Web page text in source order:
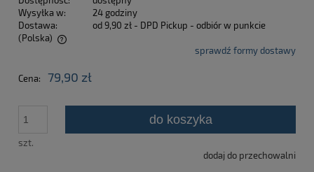
Wysyłka w:
24 godziny
Dostawa:
od 9,90 zł - DPD Pickup - odbiór w punkcie
(Polska)
Cena nie zawiera ewentualnych kosztów płatnościsprawdź formy dostawy
Cena: 79,90 zł
szt.
do koszyka
dodaj do przechowalni